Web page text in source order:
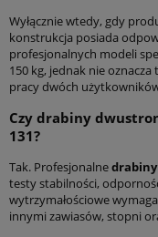
Wyłącznie wtedy, gdy
konstrukcja posiada
profesjonalnych modeli
150 kg, jednak nie
pracy dwóch
Czy drabiny
131?
Tak. Profesjonalne
testy stabilności,
wytrzymałościowe
innymi zawiasów, stopni